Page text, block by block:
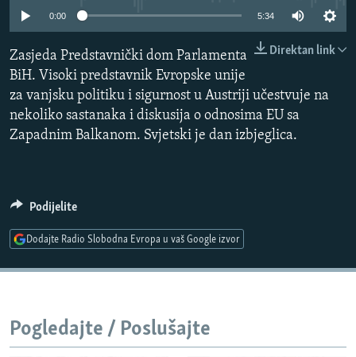
ISPRIČAJ MI
SPECIJALI RSE
VIŠE OD NASLOVA
GENOCID U SREBRENICI
POST SCRIPTUM
MOJA EVROPA
TRI DECENIJE OD RATA U BIH
NASTANAK I RASPAD JUGOSLAVIJE
PRATITE NAS
0:00 5:34
Direktan link
Zasjeda Predstavnički dom Parlamenta
BiH. Visoki predstavnik Evropske unije
za vanjsku politiku i sigurnost u Austriji učestvuje na
nekoliko sastanaka i diskusija o odnosima EU sa
Zapadnim Balkanom. Svjetski je dan izbjeglica.
Podijelite
Dodajte Radio Slobodna Evropa u vaš Google izvor
Pogledajte / Poslušajte